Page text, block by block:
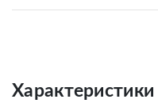
Характеристики